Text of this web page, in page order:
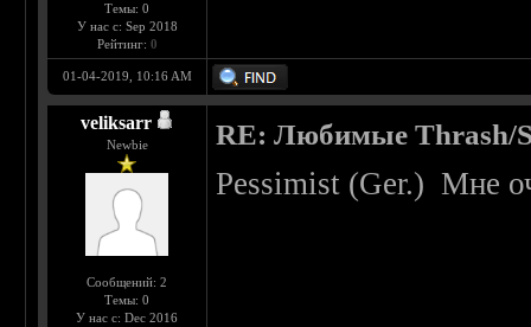
Темы: 0
У нас с: Sep 2018
Рейтинг: 0
01-04-2019, 10:16 AM
veliksarr
Newbie
Сообщений: 2
Темы: 0
У нас с: Dec 2016
RE: Любимые Thrash/
Pessimist (Ger.) Мне